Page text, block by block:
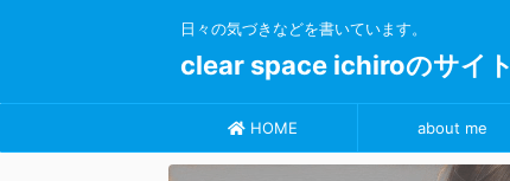
日々の気づきなどを書いています。
clear space ichiroのサイト
HOME about me